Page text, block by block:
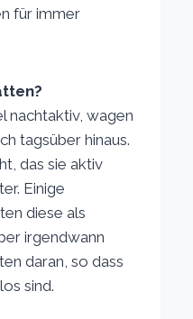
für immer
nachtaktiv, wagen
tagsüber hinaus.
das sie aktiv
Einige
diese als
irgendwann
daran, so dass
sind.